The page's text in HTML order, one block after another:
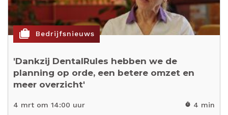
cases Bedrijfsnieuws
'Dankzij DentalRules hebben we de
planning op orde, een betere omzet en
meer overzicht'
4 mrt om 14:00 uur timer 4 min